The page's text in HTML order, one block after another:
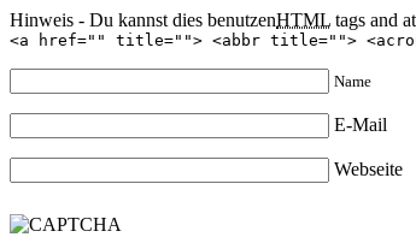
Hinweis - Du kannst dies benutzenHTML tags and
<a href="" title=""> <abbr title="">
Name
E-Mail
Webseite